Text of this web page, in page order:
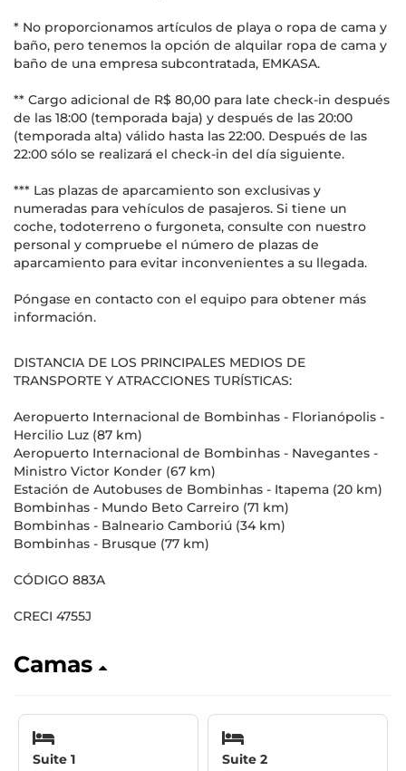
* No proporcionamos artículos de playa o ropa de cama y
baño, pero tenemos la opción de alquilar ropa de cama y
baño de una empresa subcontratada, EMKASA.
** Cargo adicional de R$ 80,00 para late check-in después
de las 18:00 (temporada baja) y después de las 20:00
(temporada alta) válido hasta las 22:00. Después de las
22:00 sólo se realizará el check-in del día siguiente.
*** Las plazas de aparcamiento son exclusivas y
numeradas para vehículos de pasajeros. Si tiene un
coche, todoterreno o furgoneta, consulte con nuestro
personal y compruebe el número de plazas de
aparcamiento para evitar inconvenientes a su llegada.
Póngase en contacto con el equipo para obtener más
información.
DISTANCIA DE LOS PRINCIPALES MEDIOS DE
TRANSPORTE Y ATRACCIONES TURÍSTICAS:
Aeropuerto Internacional de Bombinhas - Florianópolis -
Hercilio Luz (87 km)
Aeropuerto Internacional de Bombinhas - Navegantes -
Ministro Victor Konder (67 km)
Estación de Autobuses de Bombinhas - Itapema (20 km)
Bombinhas - Mundo Beto Carreiro (71 km)
Bombinhas - Balneario Camboriú (34 km)
Bombinhas - Brusque (77 km)
CÓDIGO 883A
CRECI 4755J
Camas
Suite 1 Suite 2